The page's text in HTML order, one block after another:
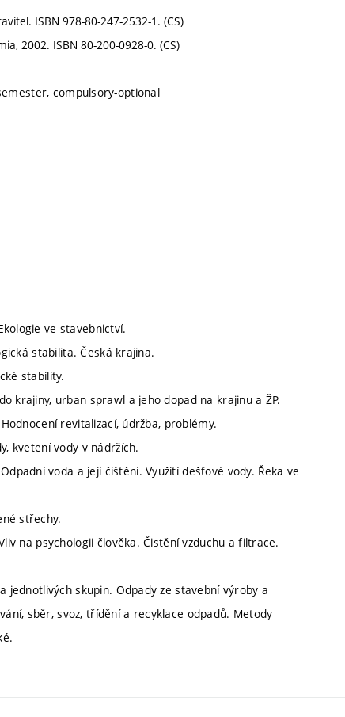
ISBN 978-80-247-2532-1. (CS)
2002. ISBN 80-200-0928-0. (CS)
compulsory-optional
ve stavebnictví.
stabilita. Česká krajina.
stability.
krajiny, urban sprawl a jeho dopad na krajinu a ŽP.
revitalizací, údržba, problémy.
kvetení vody v nádržích.
voda a její čištění. Využití dešťové vody. Řeka ve
střechy.
na psychologii člověka. Čistění vzduchu a filtrace.
skupin. Odpady ze stavební výroby a
sběr, svoz, třídění a recyklace odpadů. Metody